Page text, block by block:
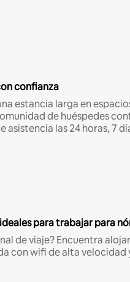
confianza
estancia larga en
de huéspedes
asistencia las 24 horas, 7
para trabajar para
de viaje? Encuentra
con wifi de alta velocidad